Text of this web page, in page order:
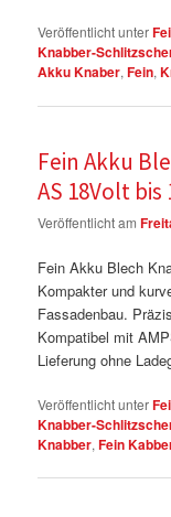
Veröffentlicht unter
Knabber-
Akku Knaber,Fein,
Fein Akku
AS 18Volt bis
Veröffentlicht am
Fein Akku Blech
Kompakter und
Fassadenbau.
Kompatibel mit
Lieferung ohne
Veröffentlicht unter
Knabber-
Knabber,Fein